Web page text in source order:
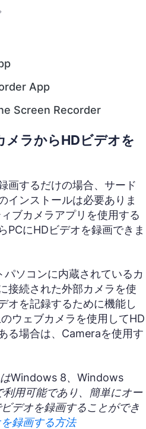
App
Screen Recorder
メラからHDビデオを
画するだけの場合、サード
インストールは必要ありま
ブカメラアプリを使用する
PCにHDビデオを録画できま
ソコンに内蔵されているカ
接続された外部カメラを使
オを記録するために機能し
ウェブカメラを使用してHD
る場合は、Cameraを使用す
Windows 8、Windows
用可能であり、簡単にオー
デオを録画することができ
録画する方法